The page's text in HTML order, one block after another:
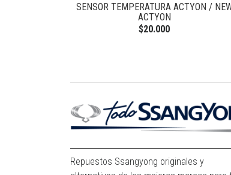
SENSOR TEMPERATURA ACTYON /
ACTYON
$20.000
Repuestos Ssangyong originales y